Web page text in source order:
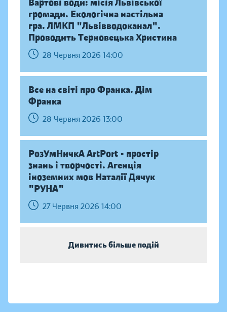
Вартові води: місія Львівської
громади. Екологічна настільна
гра. ЛМКП "Львівводоканал".
Проводить Терновецька Христина
28 Червня 2026 14:00
Все на світі про Франка. Дім
Франка
28 Червня 2026 13:00
РозУмНичкА ArtPort - простір
знань і творчості. Агенція
іноземних мов Наталії Дячук
"РУНА"
27 Червня 2026 14:00
Дивитись більше подій